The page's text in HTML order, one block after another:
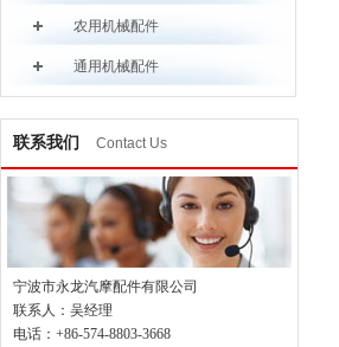
农用机械配件
通用机械配件
联系我们 Contact Us
宁波市永龙汽摩配件有限公司
联系人：吴经理
电话：+86-574-8803-3668